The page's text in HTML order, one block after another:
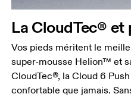
La CloudTec® et
Vos pieds méritent le
super-mousse Helion™ et
CloudTec®, la Cloud 6
confortable que jamais.